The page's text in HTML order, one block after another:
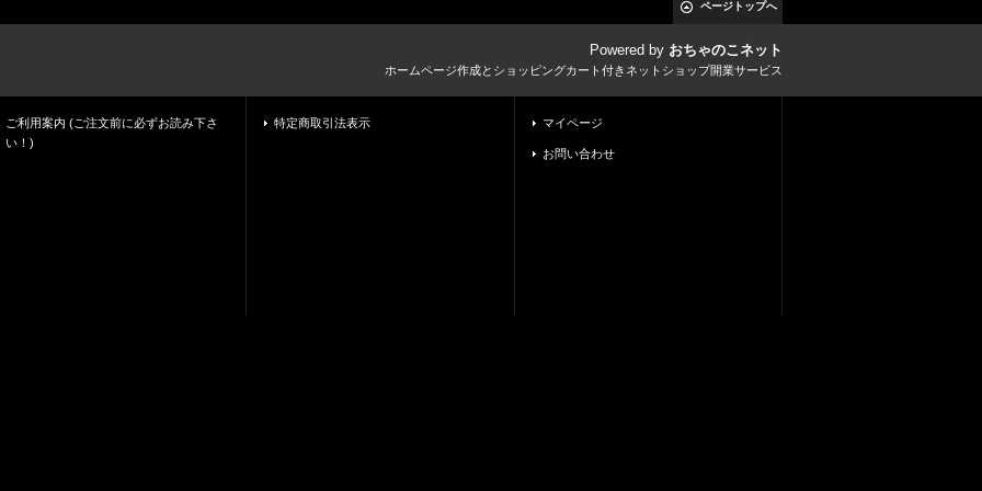
ページトップへ
Powered by おちゃのこネット
ホームページ作成とショッピングカート付きネットショップ開業サービス
ご利用案内 (ご注文前に必ずお読み下さ
い！)
特定商取引法表示 マイページ
お問い合わせ